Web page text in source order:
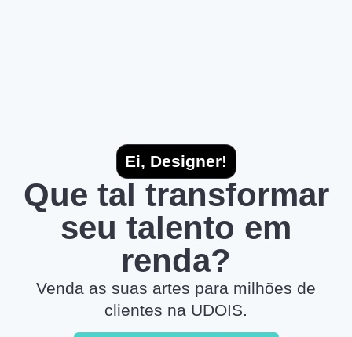
Ei, Designer!
Que tal transformar
seu talento em
renda?
Venda as suas artes para milhões de
clientes na UDOIS.